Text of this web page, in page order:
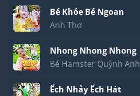
tiêu rồi)
Bé Khỏe Bé Ngoan
Anh Thơ
Nhong Nhong Nhong
Bé Hamster Quỳnh Anh
Ếch Nhảy Ếch Hát